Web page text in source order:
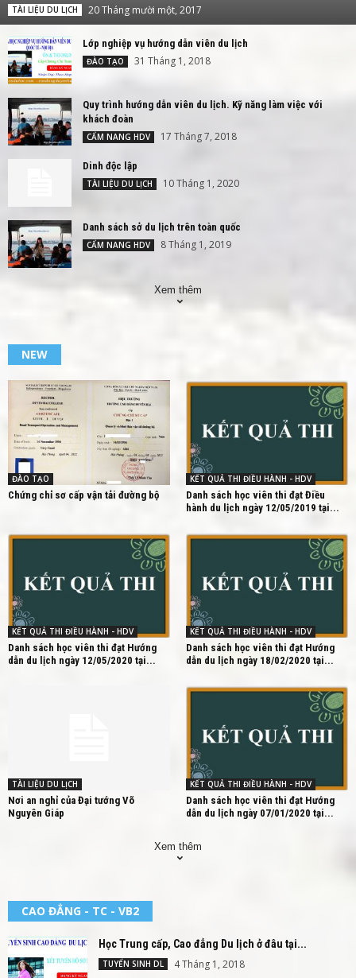
TÀI LIỆU DU LỊCH 20 Tháng mười một, 2017
Lớp nghiệp vụ hướng dẫn viên du lịch
ĐÀO TẠO 31 Tháng 1, 2018
Quy trình hướng dẫn viên du lịch. Kỹ năng làm việc với
khách đoàn
CẨM NANG HDV 17 Tháng 7, 2018
Dinh độc lập
TÀI LIỆU DU LỊCH 10 Tháng 1, 2020
Danh sách sở du lịch trên toàn quốc
CẨM NANG HDV 8 Tháng 1, 2019
Xem thêm
NEW
ĐÀO TẠO
Chứng chỉ sơ cấp vận tải đường bộ
KẾT QUẢ THI ĐIỀU HÀNH - HDV
Danh sách học viên thi đạt Điều
hành du lịch ngày 12/05/2019 tại...
KẾT QUẢ THI ĐIỀU HÀNH - HDV
Danh sách học viên thi đạt Hướng
dẫn du lịch ngày 12/05/2020 tại...
KẾT QUẢ THI ĐIỀU HÀNH - HDV
Danh sách học viên thi đạt Hướng
dẫn du lịch ngày 18/02/2020 tại...
TÀI LIỆU DU LỊCH
Nơi an nghỉ của Đại tướng Võ
Nguyên Giáp
KẾT QUẢ THI ĐIỀU HÀNH - HDV
Danh sách học viên thi đạt Hướng
dẫn du lịch ngày 07/01/2020 tại...
Xem thêm
CAO ĐẲNG - TC - VB2
Học Trung cấp, Cao đẳng Du lịch ở đâu tại...
TUYỂN SINH DL 4 Tháng 1, 2018